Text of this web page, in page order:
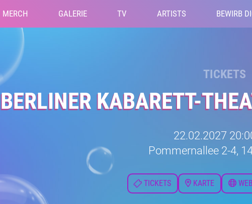
MERCH GALERIE TV ARTISTS BEWIRB
TICKETS
BERLINER KABARETT-
22.02.2027
Pommernallee 2-4,
TICKETS KARTE